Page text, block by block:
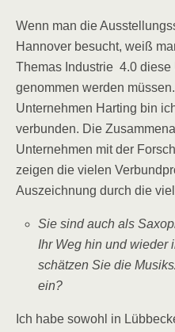
Wenn man die
Hannover besucht, weiß
Themas Industrie 4.0 diese
genommen werden
Unternehmen Harting bin
verbunden. Die
Unternehmen mit der
zeigen die vielen
Auszeichnung durch die
Sie sind auch als
Ihr Weg hin und wieder
schätzen Sie die
ein?
Ich habe sowohl in